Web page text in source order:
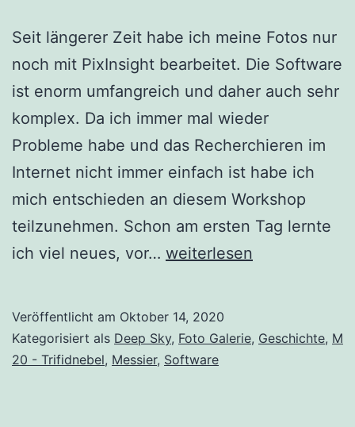
Seit längerer Zeit habe ich meine Fotos nur
noch mit PixInsight bearbeitet. Die Software
ist enorm umfangreich und daher auch sehr
komplex. Da ich immer mal wieder
Probleme habe und das Recherchieren im
Internet nicht immer einfach ist habe ich
mich entschieden an diesem Workshop
teilzunehmen. Schon am ersten Tag lernte
ich viel neues, vor… PixInsight
St.
Pölten
weiterlesen
Veröffentlicht am Oktober 14, 2020
Kategorisiert als Deep Sky, Foto Galerie, Geschichte, M
20 - Trifidnebel, Messier, Software